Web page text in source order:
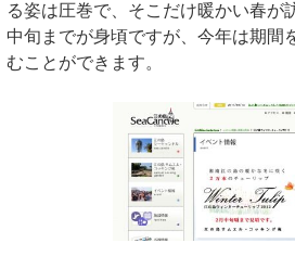
る姿は圧巻で、そこだけ暖かい春が
中旬までが身頃ですが、今年は期間
むことができます。